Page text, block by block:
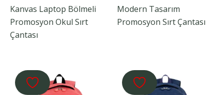
Kanvas Laptop Bölmeli
Promosyon Okul Sırt
Çantası
Modern Tasarım
Promosyon Sırt Çantası